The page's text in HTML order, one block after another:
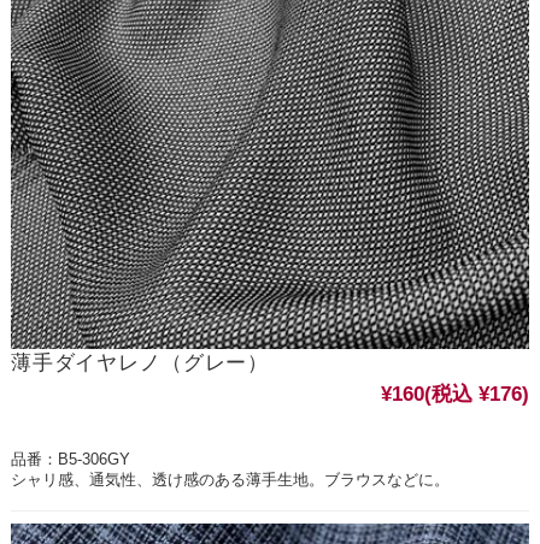
薄手ダイヤレノ（グレー）
¥160(税込 ¥176)
品番：B5-306GY
シャリ感、通気性、透け感のある薄手生地。ブラウスなどに。